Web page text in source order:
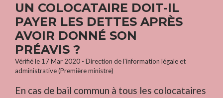
UN COLOCATAIRE DOIT-IL
PAYER LES DETTES APRÈS
AVOIR DONNÉ SON
PRÉAVIS ?
Vérifié le 17 Mar 2020 - Direction de l'information légale et
administrative (Première ministre)
En cas de bail commun à tous les colocataires